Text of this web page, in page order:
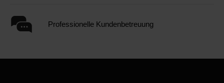
Professionelle Kundenbetreuung